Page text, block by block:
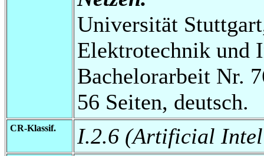
Universität
Elektrotechnik und
Bachelorarbeit Nr.
56 Seiten, deutsch.
CR-Klassif. I.2.6 (Artificial